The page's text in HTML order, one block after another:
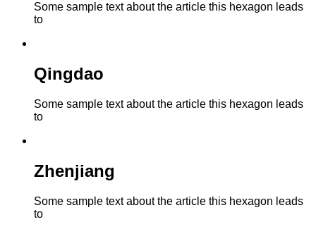
Some sample text about the article this hexagon leads
to
Qingdao
Some sample text about the article this hexagon leads
to
Zhenjiang
Some sample text about the article this hexagon leads
to